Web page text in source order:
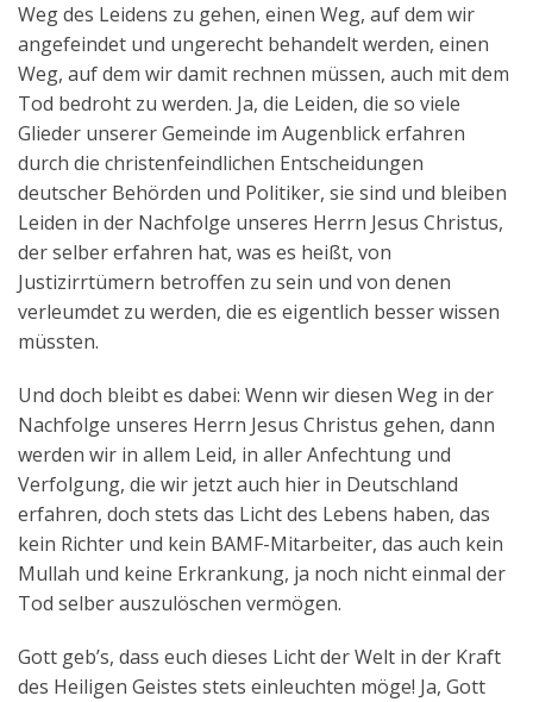
Weg des Leidens zu gehen, einen Weg, auf dem wir
angefeindet und ungerecht behandelt werden, einen
Weg, auf dem wir damit rechnen müssen, auch mit dem
Tod bedroht zu werden. Ja, die Leiden, die so viele
Glieder unserer Gemeinde im Augenblick erfahren
durch die christenfeindlichen Entscheidungen
deutscher Behörden und Politiker, sie sind und bleiben
Leiden in der Nachfolge unseres Herrn Jesus Christus,
der selber erfahren hat, was es heißt, von
Justizirrtümern betroffen zu sein und von denen
verleumdet zu werden, die es eigentlich besser wissen
müssten.
Und doch bleibt es dabei: Wenn wir diesen Weg in der
Nachfolge unseres Herrn Jesus Christus gehen, dann
werden wir in allem Leid, in aller Anfechtung und
Verfolgung, die wir jetzt auch hier in Deutschland
erfahren, doch stets das Licht des Lebens haben, das
kein Richter und kein BAMF-Mitarbeiter, das auch kein
Mullah und keine Erkrankung, ja noch nicht einmal der
Tod selber auszulöschen vermögen.
Gott geb’s, dass euch dieses Licht der Welt in der Kraft
des Heiligen Geistes stets einleuchten möge! Ja, Gott